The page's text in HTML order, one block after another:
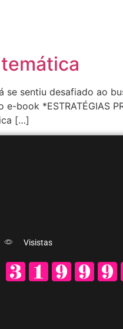
se sentiu desafiado ao
*ESTRATÉGIAS
[…]
Visistas